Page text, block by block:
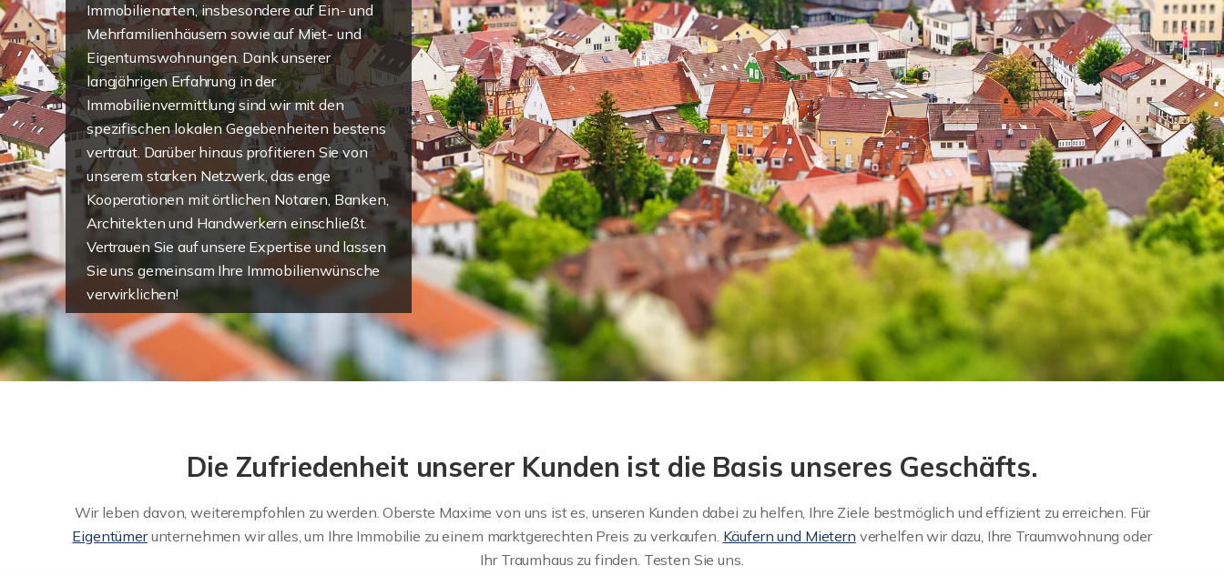
Immobilienarten, insbesondere auf Ein- und
Mehrfamilienhäusern sowie auf Miet- und
Eigentumswohnungen. Dank unserer
langjährigen Erfahrung in der
Immobilienvermittlung sind wir mit den
spezifischen lokalen Gegebenheiten bestens
vertraut. Darüber hinaus profitieren Sie von
unserem starken Netzwerk, das enge
Kooperationen mit örtlichen Notaren, Banken,
Architekten und Handwerkern einschließt.
Vertrauen Sie auf unsere Expertise und lassen
Sie uns gemeinsam Ihre Immobilienwünsche
verwirklichen!
Die Zufriedenheit unserer Kunden ist die Basis unseres Geschäfts.
Wir leben davon, weiterempfohlen zu werden. Oberste Maxime von uns ist es, unseren Kunden dabei zu helfen, Ihre Ziele bestmöglich und effizient zu erreichen. Für
Eigentümerunternehmen wir alles, um Ihre Immobilie zu einem marktgerechten Preis zu verkaufen. Käufern und Mietern verhelfen wir dazu, Ihre Traumwohnung oder
Ihr Traumhaus zu finden. Testen Sie uns.